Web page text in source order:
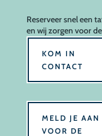
Reserveersnel een
en wij zorgen voor
KOM IN
CONTACT
MELD JE AAN
VOOR DE